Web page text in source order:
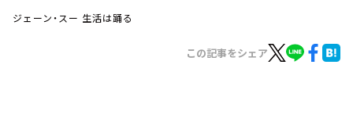
ジェーン・スー 生活は踊る
この記事をシェア